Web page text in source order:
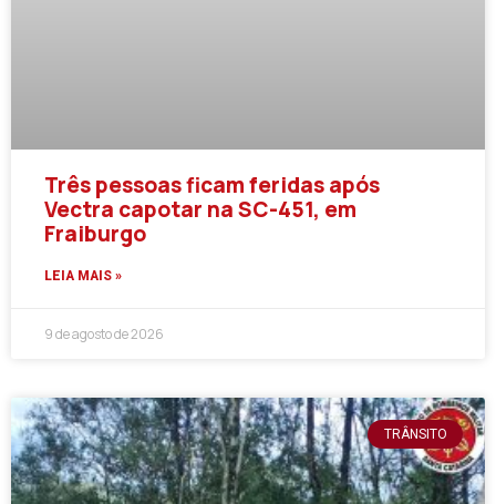
Três pessoas ficam feridas após
Vectra capotar na SC-451, em
Fraiburgo
LEIA MAIS »
9 de agosto de 2026
TRÂNSITO